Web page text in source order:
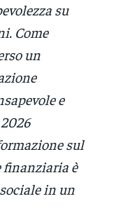
su
Come
un
e
sul
finanziaria è
in un